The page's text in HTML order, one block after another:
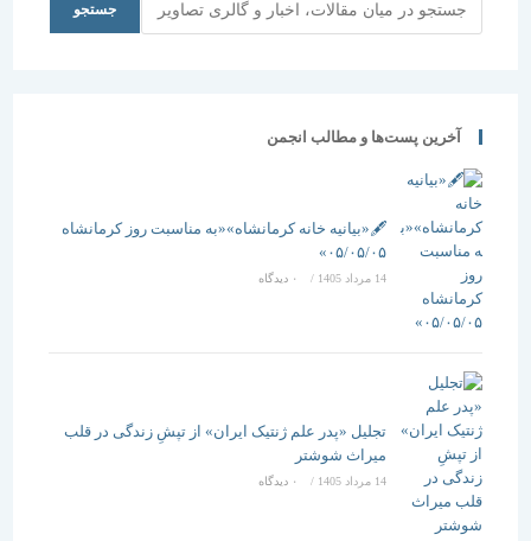
جستجو
آخرین پست‌ها و مطالب انجمن
🖋️«بیانیه خانه کرمانشاه»«به مناسبت روز کرمانشاه
۰۵/۰۵/۰۵»
/ ۰ دیدگاه
تجلیل «پدر علم ژنتیک ایران» از تپشِ زندگی در قلب
میراث شوشتر
14 مرداد 1405 / ۰ دیدگاه